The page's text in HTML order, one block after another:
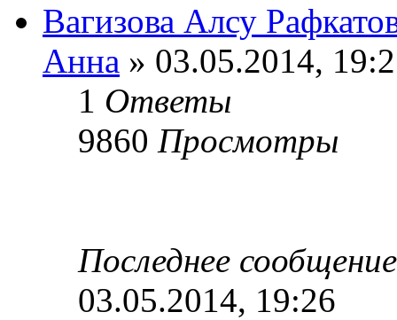
Вагизова Алсу
Анна » 03.05.2014,
1 Ответы
9860 Просмотры
Последнее
03.05.2014, 19:26